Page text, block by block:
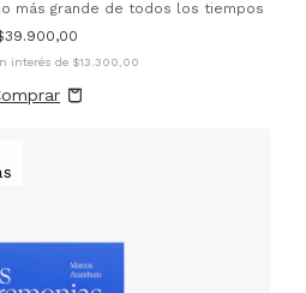
más grande de todos los tiempos
interés de $13.300,00